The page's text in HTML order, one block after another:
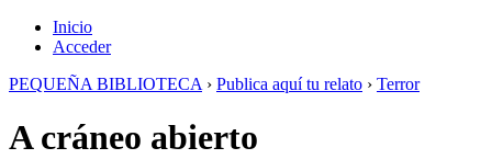
Inicio
Acceder
PEQUEÑA BIBLIOTECA › Publica aquí tu relato › Terror
A cráneo abierto